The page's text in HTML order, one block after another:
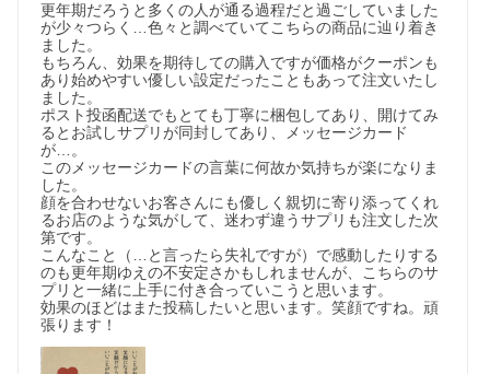
更年期だろうと多くの人が通る過程だと過ごしていました
が少々つらく…色々と調べていてこちらの商品に辿り着き
ました。
もちろん、効果を期待しての購入ですが価格がクーポンも
あり始めやすい優しい設定だったこともあって注文いたし
ました。
ポスト投函配送でもとても丁寧に梱包してあり、開けてみ
るとお試しサプリが同封してあり、メッセージカード
が…。
このメッセージカードの言葉に何故か気持ちが楽になりま
した。
顔を合わせないお客さんにも優しく親切に寄り添ってくれ
るお店のような気がして、迷わず違うサプリも注文した次
第です。
こんなこと（…と言ったら失礼ですが）で感動したりする
のも更年期ゆえの不安定さかもしれませんが、こちらのサ
プリと一緒に上手に付き合っていこうと思います。
効果のほどはまた投稿したいと思います。笑顔ですね。頑
張ります！